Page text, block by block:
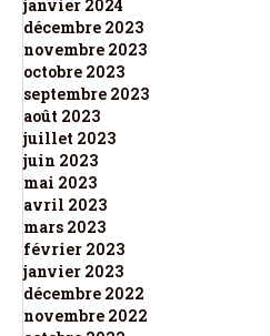
janvier 2024
décembre 2023
novembre 2023
octobre 2023
septembre 2023
août 2023
juillet 2023
juin 2023
mai 2023
avril 2023
mars 2023
février 2023
janvier 2023
décembre 2022
novembre 2022